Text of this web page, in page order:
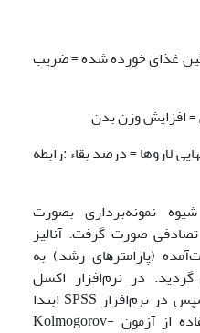
غذای خورده شده = ضریب
لاروها = درصد بقاء :رابطه
شیوه نمونه‌برداری بصورت
صورت گرفت. آﻧﺎﻟﯿﺰ
(ﭘﺎراﻣﺘﺮﻫﺎی رﺷﺪ) ﺑﻪ
در نرم‌افزار اﮐﺴﻞ
ﻣﯿﺎﻧﮕﯿﻦ داده­ها محاسبه شد. سپس در نرم‌افزار SPSS اﺑﺘﺪا
ﭘﺮاﮐﻨﺶ ﻧﺮﻣﺎل داده­ها با استفاده از آزمون Kolmogorov-